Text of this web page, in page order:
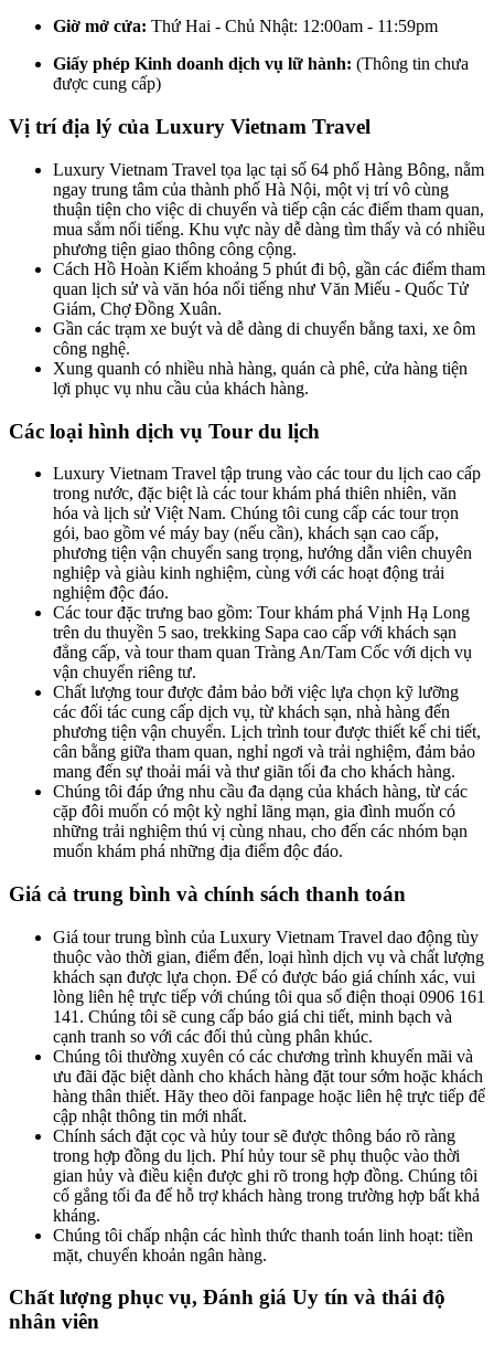
Giờ mở cửa: Thứ Hai - Chủ Nhật: 12:00am - 11:59pm
Giấy phép Kinh doanh dịch vụ lữ hành: (Thông tin chưa
được cung cấp)
Vị trí địa lý của Luxury Vietnam Travel
Luxury Vietnam Travel tọa lạc tại số 64 phố Hàng Bông, nằm
ngay trung tâm của thành phố Hà Nội, một vị trí vô cùng
thuận tiện cho việc di chuyển và tiếp cận các điểm tham quan,
mua sắm nổi tiếng. Khu vực này dễ dàng tìm thấy và có nhiều
phương tiện giao thông công cộng.
Cách Hồ Hoàn Kiếm khoảng 5 phút đi bộ, gần các điểm tham
quan lịch sử và văn hóa nổi tiếng như Văn Miếu - Quốc Tử
Giám, Chợ Đồng Xuân.
Gần các trạm xe buýt và dễ dàng di chuyển bằng taxi, xe ôm
công nghệ.
Xung quanh có nhiều nhà hàng, quán cà phê, cửa hàng tiện
lợi phục vụ nhu cầu của khách hàng.
Các loại hình dịch vụ Tour du lịch
Luxury Vietnam Travel tập trung vào các tour du lịch cao cấp
trong nước, đặc biệt là các tour khám phá thiên nhiên, văn
hóa và lịch sử Việt Nam. Chúng tôi cung cấp các tour trọn
gói, bao gồm vé máy bay (nếu cần), khách sạn cao cấp,
phương tiện vận chuyển sang trọng, hướng dẫn viên chuyên
nghiệp và giàu kinh nghiệm, cùng với các hoạt động trải
nghiệm độc đáo.
Các tour đặc trưng bao gồm: Tour khám phá Vịnh Hạ Long
trên du thuyền 5 sao, trekking Sapa cao cấp với khách sạn
đẳng cấp, và tour tham quan Tràng An/Tam Cốc với dịch vụ
vận chuyển riêng tư.
Chất lượng tour được đảm bảo bởi việc lựa chọn kỹ lưỡng
các đối tác cung cấp dịch vụ, từ khách sạn, nhà hàng đến
phương tiện vận chuyển. Lịch trình tour được thiết kế chi tiết,
cân bằng giữa tham quan, nghỉ ngơi và trải nghiệm, đảm bảo
mang đến sự thoải mái và thư giãn tối đa cho khách hàng.
Chúng tôi đáp ứng nhu cầu đa dạng của khách hàng, từ các
cặp đôi muốn có một kỳ nghỉ lãng mạn, gia đình muốn có
những trải nghiệm thú vị cùng nhau, cho đến các nhóm bạn
muốn khám phá những địa điểm độc đáo.
Giá cả trung bình và chính sách thanh toán
Giá tour trung bình của Luxury Vietnam Travel dao động tùy
thuộc vào thời gian, điểm đến, loại hình dịch vụ và chất lượng
khách sạn được lựa chọn. Để có được báo giá chính xác, vui
lòng liên hệ trực tiếp với chúng tôi qua số điện thoại 0906 161
141. Chúng tôi sẽ cung cấp báo giá chi tiết, minh bạch và
cạnh tranh so với các đối thủ cùng phân khúc.
Chúng tôi thường xuyên có các chương trình khuyến mãi và
ưu đãi đặc biệt dành cho khách hàng đặt tour sớm hoặc khách
hàng thân thiết. Hãy theo dõi fanpage hoặc liên hệ trực tiếp để
cập nhật thông tin mới nhất.
Chính sách đặt cọc và hủy tour sẽ được thông báo rõ ràng
trong hợp đồng du lịch. Phí hủy tour sẽ phụ thuộc vào thời
gian hủy và điều kiện được ghi rõ trong hợp đồng. Chúng tôi
cố gắng tối đa để hỗ trợ khách hàng trong trường hợp bất khả
kháng.
Chúng tôi chấp nhận các hình thức thanh toán linh hoạt: tiền
mặt, chuyển khoản ngân hàng.
Chất lượng phục vụ, Đánh giá Uy tín và thái độ
nhân viên